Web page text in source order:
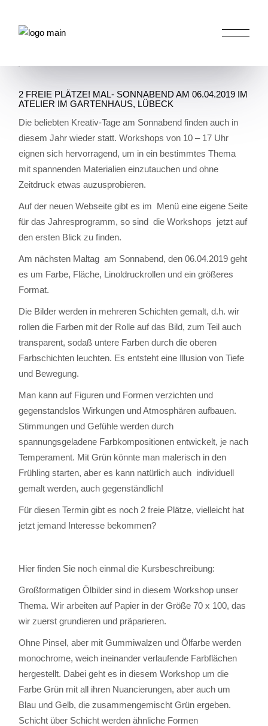
contentPLÄTZE! MAL- SONNABEND AM 06.04.2019 IM
2 FREIE PLÄTZE! MAL- SONNABEND AM 06.04.2019 IM
ATELIER IM GARTENHAUS, LÜBECK
Die beliebten Kreativ-Tage am Sonnabend finden auch in
diesem Jahr wieder statt. Workshops von 10 – 17 Uhr
eignen sich hervorragend, um in ein bestimmtes Thema
mit spannenden Materialien einzutauchen und ohne
Zeitdruck etwas auzusprobieren.
Auf der neuen Webseite gibt es im Menü eine eigene Seite
für das Jahresprogramm, so sind die Workshops jetzt auf
den ersten Blick zu finden.
Am nächsten Maltag am Sonnabend, den 06.04.2019 geht
es um Farbe, Fläche, Linoldruckrollen und ein größeres
Format.
Die Bilder werden in mehreren Schichten gemalt, d.h. wir
rollen die Farben mit der Rolle auf das Bild, zum Teil auch
transparent, sodaß untere Farben durch die oberen
Farbschichten leuchten. Es entsteht eine Illusion von Tiefe
und Bewegung.
Man kann auf Figuren und Formen verzichten und
gegenstandslos Wirkungen und Atmosphären aufbauen.
Stimmungen und Gefühle werden durch
spannungsgeladene Farbkompositionen entwickelt, je nach
Temperament. Mit Grün könnte man malerisch in den
Frühling starten, aber es kann natürlich auch individuell
gemalt werden, auch gegenständlich!
Für diesen Termin gibt es noch 2 freie Plätze, vielleicht hat
jetzt jemand Interesse bekommen?
Hier finden Sie noch einmal die Kursbeschreibung:
Großformatigen Ölbilder sind in diesem Workshop unser
Thema. Wir arbeiten auf Papier in der Größe 70 x 100, das
wir zuerst grundieren und präparieren.
Ohne Pinsel, aber mit Gummiwalzen und Ölfarbe werden
monochrome, weich ineinander verlaufende Farbflächen
hergestellt. Dabei geht es in diesem Workshop um die
Farbe Grün mit all ihren Nuancierungen, aber auch um
Blau und Gelb, die zusammengemischt Grün ergeben.
Schicht über Schicht werden ähnliche Formen